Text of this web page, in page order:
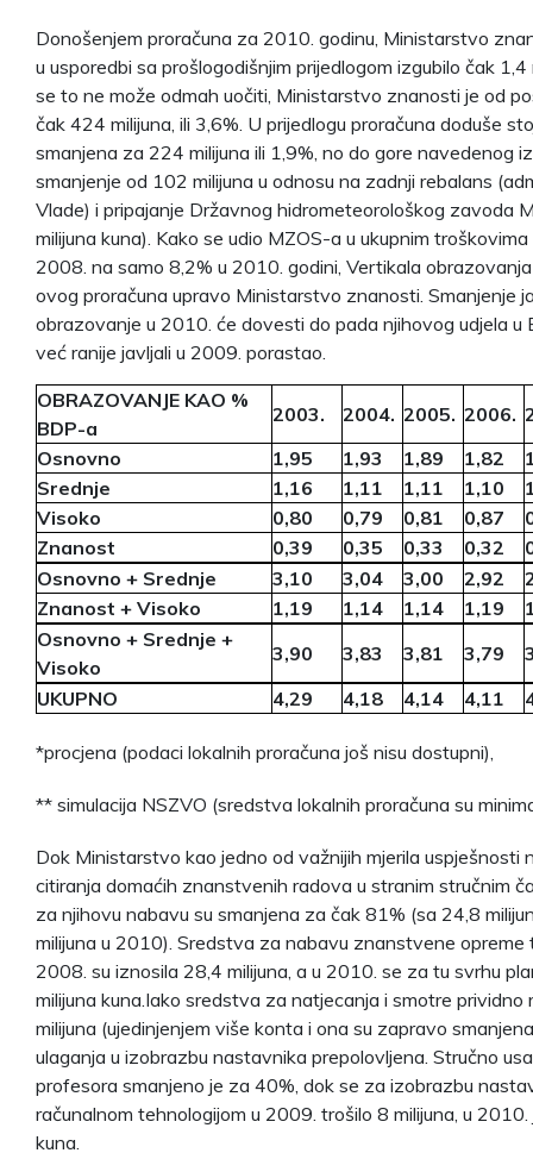
Donošenjem proračuna za 2010. godinu, Ministarstvo
u usporedbi sa prošlogodišnjim prijedlogom izgubilo čak
se to ne može odmah uočiti, Ministarstvo znanosti je od
čak 424 milijuna, ili 3,6%. U prijedlogu proračuna doduše
smanjena za 224 milijuna ili 1,9%, no do gore navedenog
smanjenje od 102 milijuna u odnosu na zadnji rebalans
Vlade) i pripajanje Državnog hidrometeorološkog zavoda
milijuna kuna). Kako se udio MZOS-a u ukupnim
2008. na samo 8,2% u 2010. godini, Vertikala
ovog proračuna upravo Ministarstvo znanosti. Smanjenje
obrazovanje u 2010. će dovesti do pada njihovog udjela u
već ranije javljali u 2009. porastao.
OBRAZOVANJE KAO %
BDP-a
2003. 2004. 2005. 2006.
Osnovno
1,95 1,93 1,89 1,82
Srednje
1,16 1,11 1,11 1,10
Visoko
0,80 0,79 0,81 0,87
Znanost
0,39 0,35 0,33 0,32
Osnovno + Srednje
3,10 3,04 3,00 2,92
Znanost + Visoko
1,19 1,14 1,14 1,19
Osnovno + Srednje +
Visoko
3,90 3,83 3,81 3,79
UKUPNO
4,29 4,18 4,14 4,11
*procjena (podaci lokalnih proračuna još nisu dostupni),
** simulacija NSZVO (sredstva lokalnih proračuna su
Dok Ministarstvo kao jedno od važnijih mjerila uspješnosti
citiranja domaćih znanstvenih radova u stranim stručnim
za njihovu nabavu su smanjena za čak 81% (sa 24,8
milijuna u 2010). Sredstva za nabavu znanstvene opreme
2008. su iznosila 28,4 milijuna, a u 2010. se za tu svrhu
milijuna kuna.Iako sredstva za natjecanja i smotre
milijuna (ujedinjenjem više konta i ona su zapravo
ulaganja u izobrazbu nastavnika prepolovljena. Stručno
profesora smanjeno je za 40%, dok se za izobrazbu
računalnom tehnologijom u 2009. trošilo 8 milijuna, u
kuna.